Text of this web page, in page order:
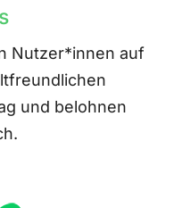
Nutzer*innen auf
und belohnen